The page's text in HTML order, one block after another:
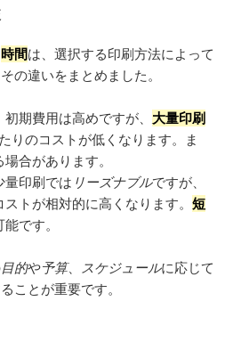
時間は、選択する印刷方法によって
の違いをまとめました。
初期費用は高めですが、 大量印刷
りのコストが低くなります。ま
合があります。
量印刷では リーズナブルですが、
ストが相対的に高くなります。短
です。
目的や予算、 スケジュールに応じて
ことが重要です。